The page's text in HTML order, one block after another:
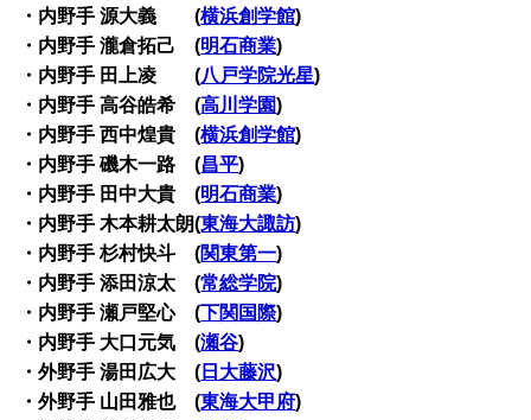
・内野手 源大義 (横浜創学館)
・内野手 瀧倉拓己 (明石商業)
・内野手 田上凌 (八戸学院光星)
・内野手 高谷皓希 (高川学園)
・内野手 西中煌貴 (横浜創学館)
・内野手 磯木一路 (昌平)
・内野手 田中大貴 (明石商業)
・内野手 木本耕太朗(東海大諏訪)
・内野手 杉村快斗 (関東第一)
・内野手 添田涼太 (常総学院)
・内野手 瀬戸堅心 (下関国際)
・内野手 大口元気 (瀬谷)
・外野手 湯田広大 ( 日大藤沢)
・外野手 山田雅也 (東海大甲府)